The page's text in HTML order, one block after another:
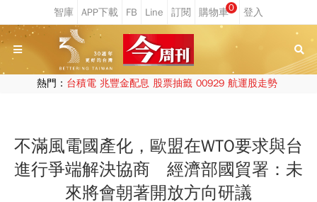
0
熱門： 台積電 兆豐金配息 股票抽籤 00929 航運股走勢
不滿風電國產化，歐盟在WTO要求與台
進行爭端解決協商 經濟部國貿署：未
來將會朝著開放方向研議